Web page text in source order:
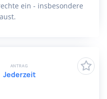
ein - insbesondere
ANTRAG
Jederzeit